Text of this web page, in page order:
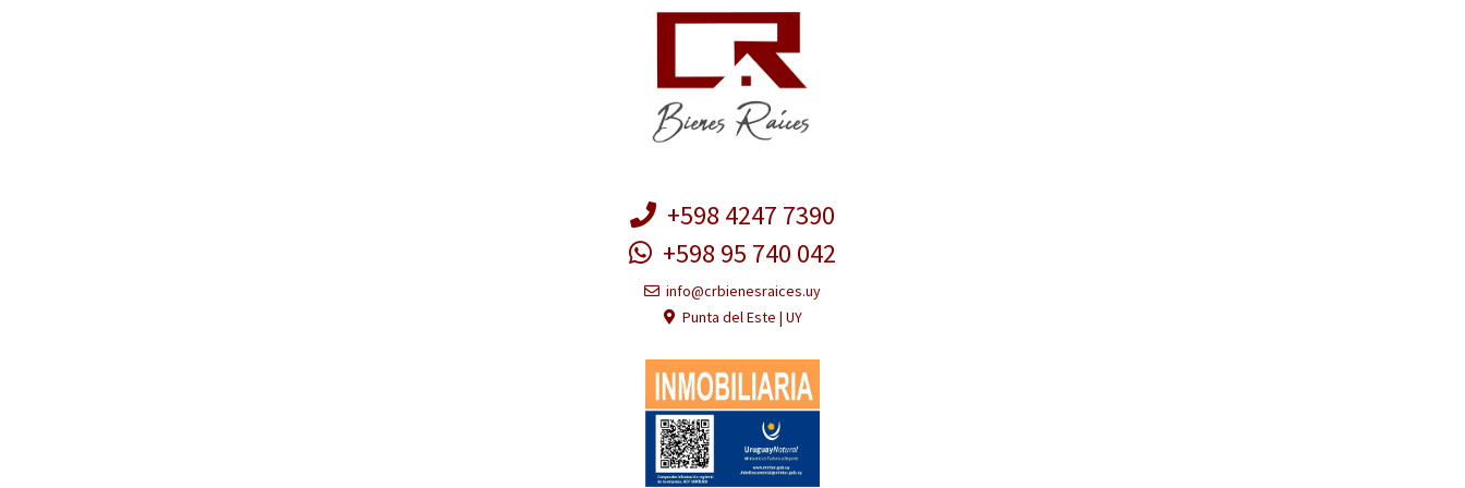
+598 4247 7390
+598 95 740 042
info@crbienesraices.uy
Punta del Este | UY